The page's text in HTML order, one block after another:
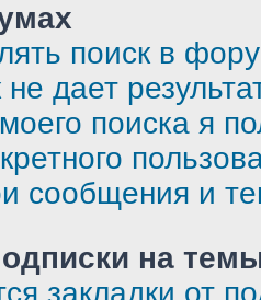
поиск в
дает
поиска я
сообщения и
на
закладки от